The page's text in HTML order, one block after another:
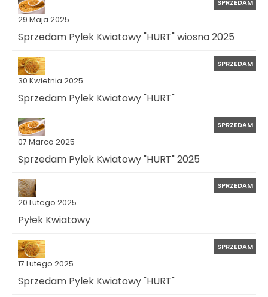
29 Maja 2025
SPRZEDAM
Sprzedam Pylek Kwiatowy "HURT" wiosna 2025
30 Kwietnia 2025
SPRZEDAM
Sprzedam Pylek Kwiatowy "HURT"
07 Marca 2025
SPRZEDAM
Sprzedam Pylek Kwiatowy "HURT" 2025
20 Lutego 2025
SPRZEDAM
Pyłek Kwiatowy
17 Lutego 2025
SPRZEDAM
Sprzedam Pylek Kwiatowy "HURT"